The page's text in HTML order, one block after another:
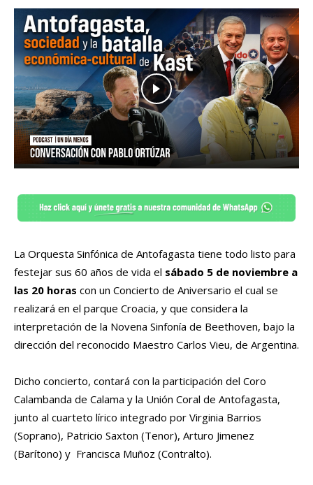
La Orquesta Sinfónica de Antofagasta tiene todo listo para
festejar sus 60 años de vida el sábado 5 de noviembre a
las 20 horas con un Concierto de Aniversario el cual se
realizará en el parque Croacia, y que considera la
interpretación de la Novena Sinfonía de Beethoven, bajo la
dirección del reconocido Maestro Carlos Vieu, de Argentina.
Dicho concierto, contará con la participación del Coro
Calambanda de Calama y la Unión Coral de Antofagasta,
junto al cuarteto lírico integrado por Virginia Barrios
(Soprano), Patricio Saxton (Tenor), Arturo Jimenez
(Barítono) y Francisca Muñoz (Contralto).